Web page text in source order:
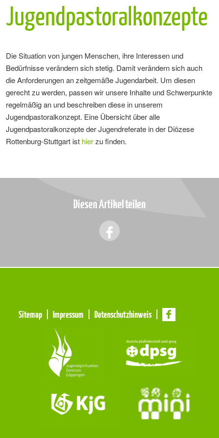
Jugendpastoralkonzepte
Die Situation von jungen Menschen, ihre Interessen und
Bedürfnisse verändern sich stetig. Damit verändern sich auch
die Anforderungen an zeitgemäße Jugendarbeit. Um diesen
gerecht zu werden, passen wir unsere Inhalte und Schwerpunkte
regelmäßig an und beschreiben diese in unserem
Jugendpastoralkonzept. Eine Übersicht über alle
Jugendpastoralkonzepte der Jugendreferate in der Diözese
Rottenburg-Stuttgart ist hierzu finden.
Diesen Artikel teilen
Navigation
Navigation
Sitemap Impressum Datenschutzhinweis